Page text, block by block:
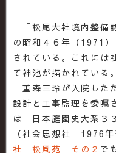
「松尾大社境内整備
の昭和４６年（1971
されている。これには
て神池が描かれている。
重森三玲が入院した
設計と工事監理を委嘱
は「日本庭園史大系
（社会思想社 1976年
社 松風苑 その２ で